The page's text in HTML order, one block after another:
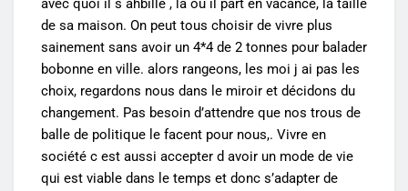
avec quoi il s ahbille , là ou il part en vacance, la taille
de sa maison. On peut tous choisir de vivre plus
sainement sans avoir un 4*4 de 2 tonnes pour balader
bobonne en ville. alors rangeons, les moi j ai pas les
choix, regardons nous dans le miroir et décidons du
changement. Pas besoin d’attendre que nos trous de
balle de politique le facent pour nous,. Vivre en
société c est aussi accepter d avoir un mode de vie
qui est viable dans le temps et donc s’adapter de